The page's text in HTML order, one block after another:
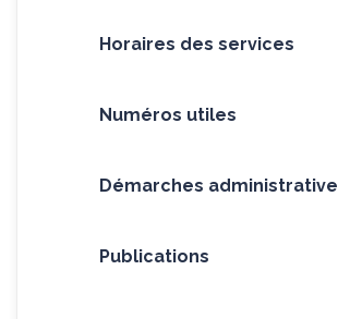
Horaires des services
Numéros utiles
Démarches
Publications